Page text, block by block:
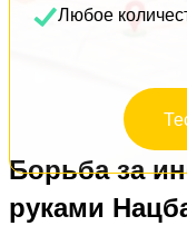
Любое
Борьба за
руками